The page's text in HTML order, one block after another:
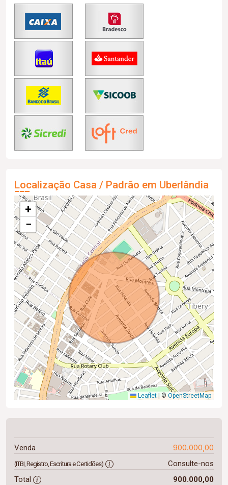
Localização Casa / Padrão em Uberlândia
+
−
Leaflet |©OpenStreetMap
Venda 900.000,00
(ITBI, Registro, Escritura e Certidões)
Consulte-nos
Total
900.000,00